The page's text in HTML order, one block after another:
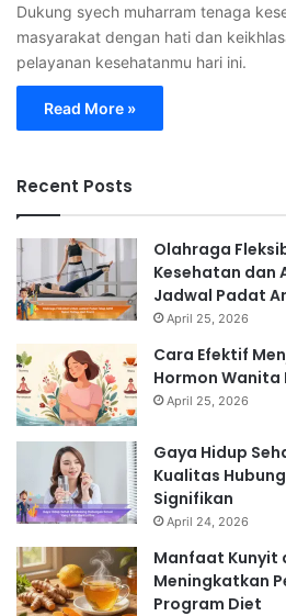
Dukung syech muharram tenaga
masyarakat dengan hati dan
pelayanan kesehatanmu hari ini.
Read More »
Recent Posts
Olahraga
Kesehatan dan
Jadwal Padat
April 25, 2026
Cara Efektif
Hormon Wanita
April 25, 2026
Gaya Hidup
Kualitas
Signifikan
April 24, 2026
Manfaat Kunyit
Meningkatkan
Program Diet